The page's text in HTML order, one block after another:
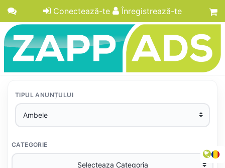
Conectează-te Înregistrează-te
TIPUL ANUNȚULUI
CATEGORIE